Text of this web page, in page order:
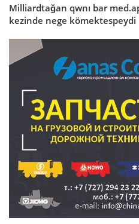
Milliardtağan qwnı bar
kezinde nege kömektespeydi